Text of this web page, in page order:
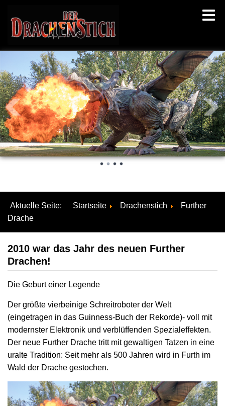
Aktuelle Seite: Startseite Drachenstich
Further
Drache
2010 war das Jahr des neuen Further
Drachen!
Die Geburt einer Legende
Der größte vierbeinige Schreitroboter der Welt
(eingetragen in das Guinness-Buch der Rekorde)- voll mit
modernster Elektronik und verblüffenden Spezialeffekten.
Der neue Further Drache tritt mit gewaltigen Tatzen in eine
uralte Tradition: Seit mehr als 500 Jahren wird in Furth im
Wald der Drache gestochen.